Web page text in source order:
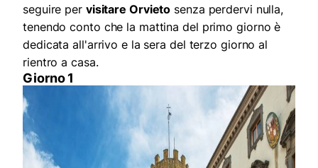
seguire per visitare Orvieto senza perdervi nulla,
tenendo conto che la mattina del primo giorno è
dedicata all'arrivo e la sera del terzo giorno al
rientro a casa.
Giorno 1